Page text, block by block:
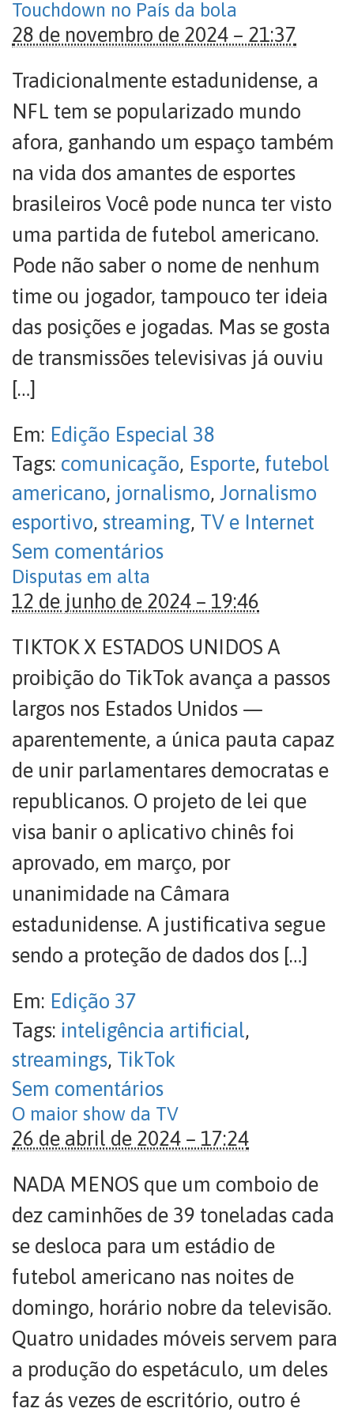
Touchdown no País da bola
28 de novembro de 2024 – 21:37
Tradicionalmente estadunidense, a
NFL tem se popularizado mundo
afora, ganhando um espaço também
na vida dos amantes de esportes
brasileiros Você pode nunca ter visto
uma partida de futebol americano.
Pode não saber o nome de nenhum
time ou jogador, tampouco ter ideia
das posições e jogadas. Mas se gosta
de transmissões televisivas já ouviu
[…]
Em: Edição Especial 38
Tags: comunicação, Esporte, futebol
americano, jornalismo, Jornalismo
esportivo, streaming, TV e Internet
Sem comentários
Disputas em alta
12 de junho de 2024 – 19:46
TIKTOK X ESTADOS UNIDOS A
proibição do TikTok avança a passos
largos nos Estados Unidos —
aparentemente, a única pauta capaz
de unir parlamentares democratas e
republicanos. O projeto de lei que
visa banir o aplicativo chinês foi
aprovado, em março, por
unanimidade na Câmara
estadunidense. A justificativa segue
sendo a proteção de dados dos […]
Em: Edição 37
Tags: inteligência artificial,
streamings, TikTok
Sem comentários
O maior show da TV
26 de abril de 2024 – 17:24
NADA MENOS que um comboio de
dez caminhões de 39 toneladas cada
se desloca para um estádio de
futebol americano nas noites de
domingo, horário nobre da televisão.
Quatro unidades móveis servem para
a produção do espetáculo, um deles
faz ás vezes de escritório, outro é